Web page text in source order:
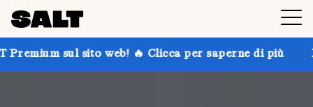
web! 🔥 Clicca per saperne di più Prendi fino al